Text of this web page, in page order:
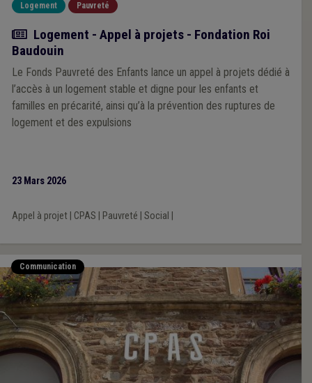
Logement Pauvreté
Actualité
Logement - Appel à projets - Fondation Roi
Baudouin
Le Fonds Pauvreté des Enfants lance un appel à projets dédié à
l’accès à un logement stable et digne pour les enfants et
familles en précarité, ainsi qu’à la prévention des ruptures de
logement et des expulsions
23 Mars 2026
Appel à projet| CPAS Pauvreté Social
Communication